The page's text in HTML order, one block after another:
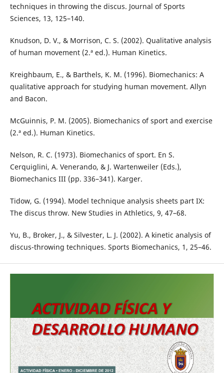
techniques in throwing the discus. Journal of Sports
Sciences, 13, 125–140.
Knudson, D. V., & Morrison, C. S. (2002). Qualitative analysis
of human movement (2.ª ed.). Human Kinetics.
Kreighbaum, E., & Barthels, K. M. (1996). Biomechanics: A
qualitative approach for studying human movement. Allyn
and Bacon.
McGuinnis, P. M. (2005). Biomechanics of sport and exercise
(2.ª ed.). Human Kinetics.
Nelson, R. C. (1973). Biomechanics of sport. En S.
Cerquiglini, A. Venerando, & J. Wartenweiler (Eds.),
Biomechanics III (pp. 336–341). Karger.
Tidow, G. (1994). Model technique analysis sheets part IX:
The discus throw. New Studies in Athletics, 9, 47–68.
Yu, B., Broker, J., & Silvester, L. J. (2002). A kinetic analysis of
discus-throwing techniques. Sports Biomechanics, 1, 25–46.